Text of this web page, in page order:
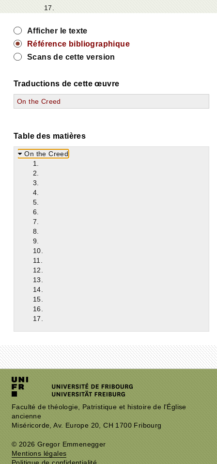
17.
Afficher le texte
Référence bibliographique
Scans de cette version
Traductions de cette œuvre
On the Creed
Table des matières
On the Creed
1.
2.
3.
4.
5.
6.
7.
8.
9.
10.
11.
12.
13.
14.
15.
16.
17.
Faculté de théologie, Patristique et histoire de l'Église
ancienne
Miséricorde, Av. Europe 20, CH 1700 Fribourg
© 2026 Gregor Emmenegger
Mentions légales